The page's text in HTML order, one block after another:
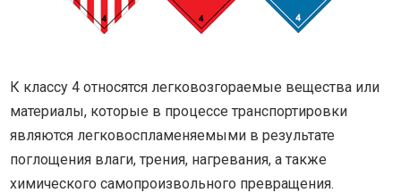
К классу 4 относятся легковозгораемые вещества или
материалы, которые в процессе транспортировки
являются легковоспламеняемыми в результате
поглощения влаги, трения, нагревания, а также
химического самопроизвольного превращения.